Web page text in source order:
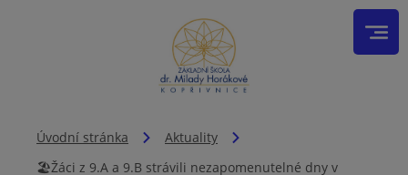
Úvodní stránka
Aktuality
🏖️Žáci z 9.A a 9.B strávili nezapomenutelné dny v